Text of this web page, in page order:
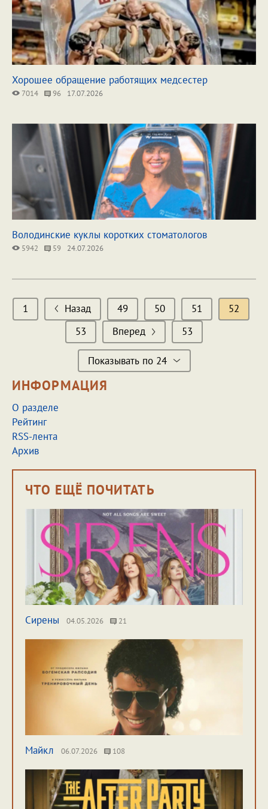
Хорошее обращение работящих медсестер
7014 96 17.07.2026
Володинские куклы коротких стоматологов
5942 59 24.07.2026
1 Назад 49 50 51
52
53
Вперед 53
Показывать по 24
ИНФОРМАЦИЯ
О разделе
Рейтинг
RSS-лента
Архив
ЧТО ЕЩЁ ПОЧИТАТЬ
Сирены 04.05.2026 21
Майкл 06.07.2026 108